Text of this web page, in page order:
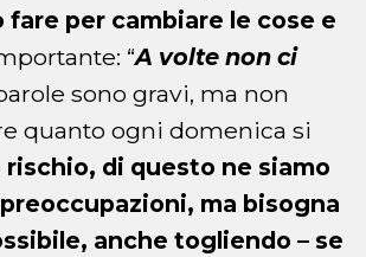
fare per cambiare le cose e
“A volte non ci
sono gravi, ma non
quanto ogni domenica si
di questo ne siamo
ma bisogna
anche togliendo – se